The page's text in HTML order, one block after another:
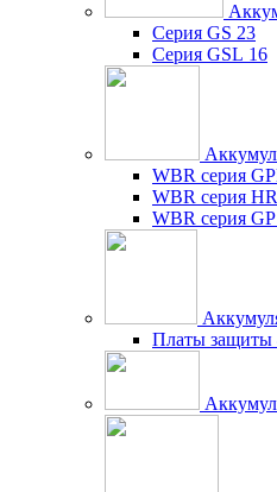
Серия GS 23
Серия GSL 16
WBR серия
WBR серия
WBR серия GP
Платы защиты